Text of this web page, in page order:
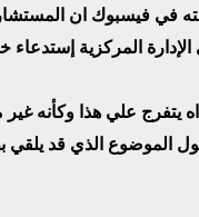
في فيسبوك ان
المركزية إستدعاء
علي هذا وكأنه غير
الذي قد يلقي